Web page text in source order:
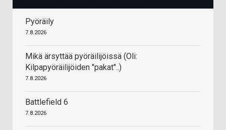
Pyöräily
7.8.2026
Mikä ärsyttää pyöräilijöissä (Oli:
Kilpapyöräilijöiden "pakat"..)
7.8.2026
Battlefield 6
7.8.2026